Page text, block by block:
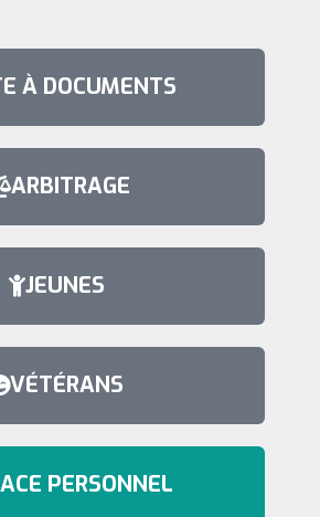
À DOCUMENTS
ARBITRAGE
JEUNES
VÉTÉRANS
PERSONNEL